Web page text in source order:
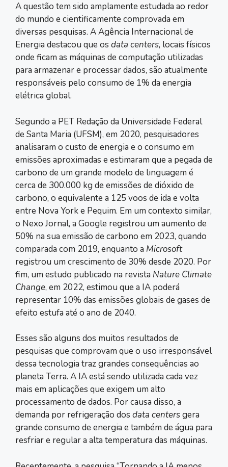
A questão tem sido amplamente estudada ao redor
do mundo e cientificamente comprovada em
diversas pesquisas. A Agência Internacional de
Energia destacou que os data centers, locais físicos
onde ficam as máquinas de computação utilizadas
para armazenar e processar dados, são atualmente
responsáveis pelo consumo de 1% da energia
elétrica global.
Segundo a PET Redação da Universidade Federal
de Santa Maria (UFSM), em 2020, pesquisadores
analisaram o custo de energia e o consumo em
emissões aproximadas e estimaram que a pegada de
carbono de um grande modelo de linguagem é
cerca de 300.000 kg de emissões de dióxido de
carbono, o equivalente a 125 voos de ida e volta
entre Nova York e Pequim. Em um contexto similar,
o Nexo Jornal, a Google registrou um aumento de
50% na sua emissão de carbono em 2023, quando
comparada com 2019, enquanto a Microsoft
registrou um crescimento de 30% desde 2020. Por
fim, um estudo publicado na revista Nature Climate
Change, em 2022, estimou que a IA poderá
representar 10% das emissões globais de gases de
efeito estufa até o ano de 2040.
Esses são alguns dos muitos resultados de
pesquisas que comprovam que o uso irresponsável
dessa tecnologia traz grandes consequências ao
planeta Terra. A IA está sendo utilizada cada vez
mais em aplicações que exigem um alto
processamento de dados. Por causa disso, a
demanda por refrigeração dos data centersgera
grande consumo de energia e também de água para
resfriar e regular a alta temperatura das máquinas.